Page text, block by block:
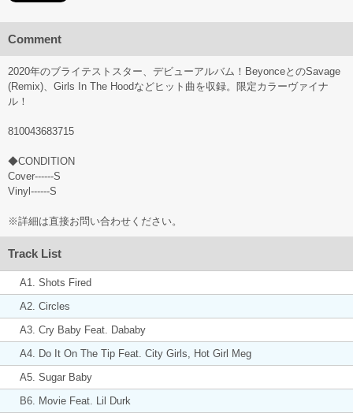
Comment
2020年のブライテストスター、デビューアルバム！BeyonceとのSavage
(Remix)、Girls In The Hoodなどヒット曲を収録。限定カラーヴァイナ
ル！
810043683715
◆CONDITION
Cover------S
Vinyl------S
※詳細は直接お問い合わせください。
Track List
A1. Shots Fired
A2. Circles
A3. Cry Baby Feat. Dababy
A4. Do It On The Tip Feat. City Girls, Hot Girl Meg
A5. Sugar Baby
B6. Movie Feat. Lil Durk